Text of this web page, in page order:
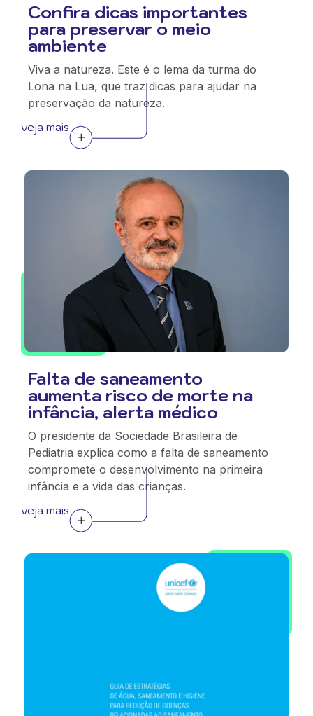
Confira dicas importantes
para preservar o meio
ambiente
Viva a natureza. Este é o lema da turma do
Lona na Lua, que traz dicas para ajudar na
preservação da natureza.
veja mais
Falta de saneamento
aumenta risco de morte na
infância, alerta médico
O presidente da Sociedade Brasileira de
Pediatria explica como a falta de saneamento
compromete o desenvolvimento na primeira
infância e a vida das crianças.
veja mais